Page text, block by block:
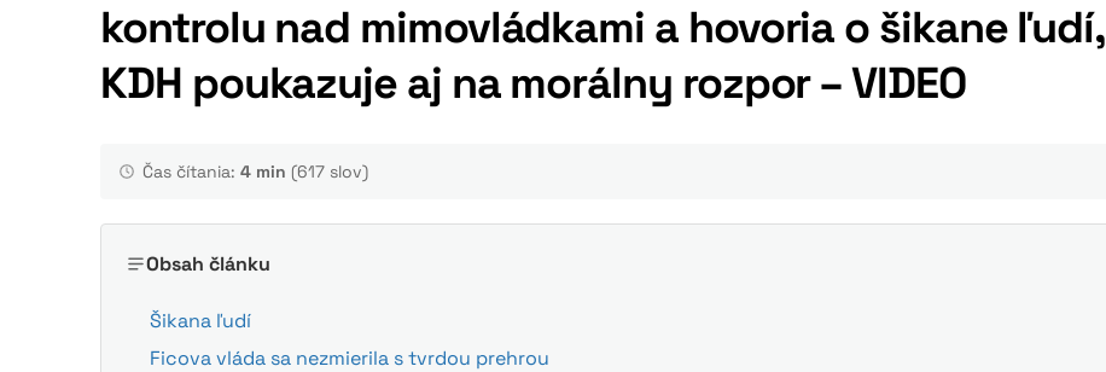
kontrolu nad mimovládkami a hovoria o šikane ľudí,
KDH poukazuje aj na morálny rozpor – VIDEO
Čas čítania:4 min (617 slov)
Obsah článku
Šikana ľudí
Ficova vláda sa nezmierila s tvrdou prehrou